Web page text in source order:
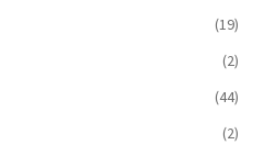
(19)
(2)
(44)
(2)